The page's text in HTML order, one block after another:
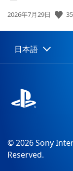
公
日:
2026年7月29日 35
Select
a
Current
region:
日本語
© 2026 Sony
Reserved.